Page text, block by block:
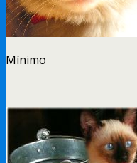
Mínimo